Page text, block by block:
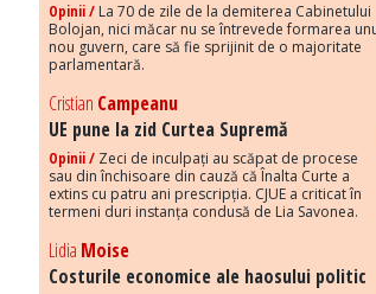
Opinii / La 70 de zile de la demiterea Cabinetului
Bolojan, nici măcar nu se întrevede formarea
nou guvern, care să fie sprijinit de o majoritate
parlamentară.
Cristian Campeanu
UE pune la zid Curtea Supremă
Opinii / Zeci de inculpați au scăpat de procese
sau din închisoare din cauză că Înalta Curte a
extins cu patru ani prescripția. CJUE a criticat în
termeni duri instanța condusă de Lia Savonea.
Lidia Moise
Costurile economice ale haosului politic